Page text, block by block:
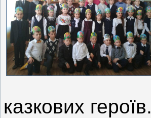
казкових героїв.